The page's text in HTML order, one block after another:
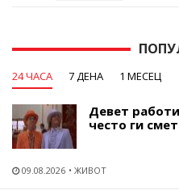
24 ЧАСА 7 ДЕНА 1 МЕСЕЦ
Девет
често ги
09.08.2026 ЖИВОТ